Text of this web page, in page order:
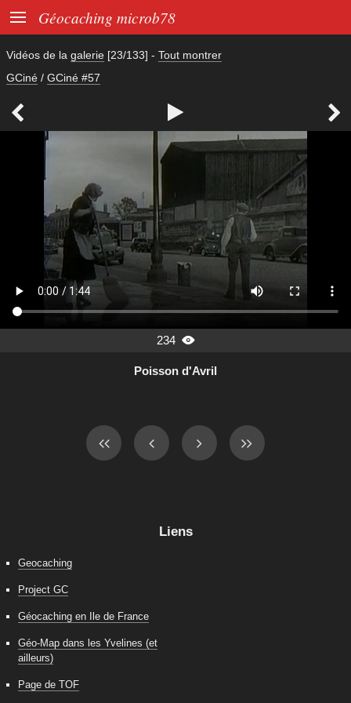
 Géocaching microb78
Vidéos de la galerie [23/133] - Tout montrer
GCiné / GCiné #57
  
234 
Poisson d'Avril
Liens
Geocaching
Project GC
Géocaching en Ile de France
Géo-Map dans les Yvelines (et
ailleurs)
Page de TOF